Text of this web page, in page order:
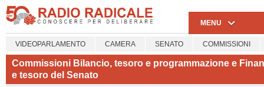
MENU
VIDEOPARLAMENTO CAMERA SENATO COMMISSIONI
Commissioni Bilancio, tesoro e programmazione e
e tesoro del Senato